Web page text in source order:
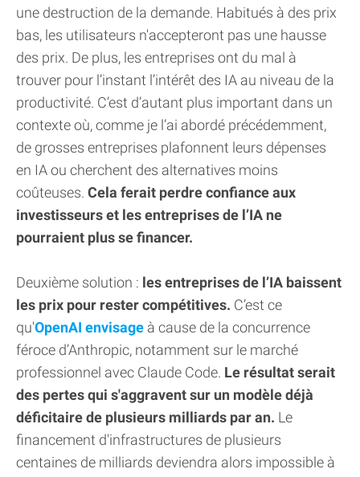
une destruction de la demande. Habitués à des prix
bas, les utilisateurs n'accepteront pas une hausse
des prix. De plus, les entreprises ont du mal à
trouver pour l’instant l’intérêt des IA au niveau de la
productivité. C’est d’autant plus important dans un
contexte où, comme je l’ai abordé précédemment,
de grosses entreprises plafonnent leurs dépenses
en IA ou cherchent des alternatives moins
coûteuses. Cela ferait perdre confiance aux
investisseurs et les entreprises de l’IA ne
pourraient plus se financer.
Deuxième solution : les entreprises de l’IA baissent
les prix pour rester compétitives. C’est ce
qu'OpenAI envisage à cause de la concurrence
féroce d’Anthropic, notamment sur le marché
professionnel avec Claude Code. Le résultat serait
des pertes qui s'aggravent sur un modèle déjà
déficitaire de plusieurs milliards par an. Le
financement d'infrastructures de plusieurs
centaines de milliards deviendra alors impossible à